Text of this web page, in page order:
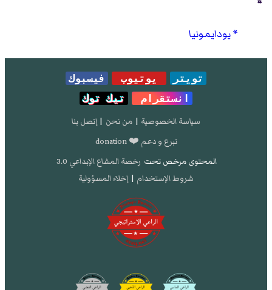
يودايمونيا
تويتر يوتيوب
فيسبوك
انستقرام
تيك توك
سياسة الخصوصية | من نحن | إتصل بنا
تبرع و دعم ❤️ donation
المحتوى مرخص تحت رخصة المشاع الإبداعي 3.0
شروط الإستخدام | إخلاء المسؤولية